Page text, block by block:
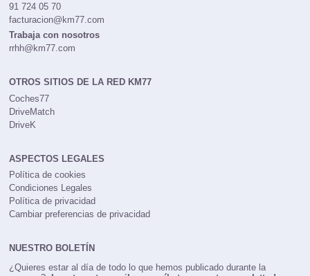
91 724 05 70
facturacion@km77.com
Trabaja con nosotros
rrhh@km77.com
OTROS SITIOS DE LA RED KM77
Coches77
DriveMatch
DriveK
ASPECTOS LEGALES
Política de cookies
Condiciones Legales
Política de privacidad
Cambiar preferencias de privacidad
NUESTRO BOLETÍN
¿Quieres estar al día de todo lo que hemos publicado durante la